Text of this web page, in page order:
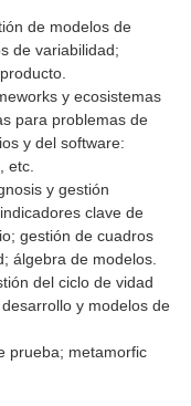
de modelos de
de variabilidad;
y ecosistemas
para problemas de
y del software:
etc.
y gestión
clave de
gestión de cuadros
álgebra de modelos.
del ciclo de vidad
y modelos de
prueba; metamorfic